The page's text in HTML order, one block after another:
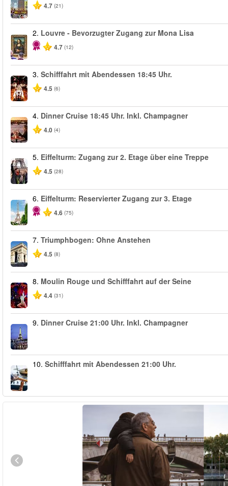
4.7 (21)
2. Louvre - Bevorzugter Zugang zur Mona Lisa
4.7 (12)
3. Schifffahrt mit Abendessen 18:45 Uhr.
4.5 (6)
4. Dinner Cruise 18:45 Uhr. Inkl. Champagner
4.0 (4)
5. Eiffelturm: Zugang zur 2. Etage über eine Treppe
4.5 (28)
6. Eiffelturm: Reservierter Zugang zur 3. Etage
4.6 (75)
7. Triumphbogen: Ohne Anstehen
4.5 (8)
8. Moulin Rouge und Schifffahrt auf der Seine
4.4 (31)
9. Dinner Cruise 21:00 Uhr. Inkl. Champagner
10. Schifffahrt mit Abendessen 21:00 Uhr.